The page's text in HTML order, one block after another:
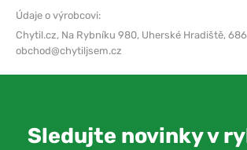
Údaje o výrobcovi:
Chytil.cz, Na Rybníku 980, Uherské Hradiště,
obchod@chytiljsem.cz
Sledujte novinky v